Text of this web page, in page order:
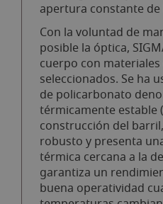
apertura constante de
Con la voluntad de
posible la óptica,
cuerpo con
seleccionados. Se ha
de policarbonato
térmicamente estable
construcción del
robusto y presenta
térmica cercana a la
garantiza un
buena operatividad